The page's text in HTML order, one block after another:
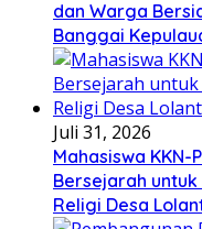
dan Warga
Banggai
Juli 31, 2026
Mahasiswa KKN-
Bersejarah
Religi Desa